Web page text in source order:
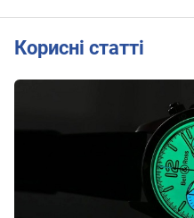
Корисні статті